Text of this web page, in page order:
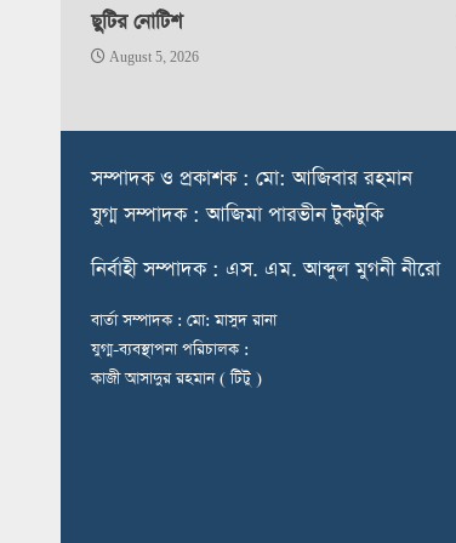
ছুটির নোটিশ
August 5, 2026
সম্পাদক ও প্রকাশক : মো: আজিবার রহমান
যুগ্ম সম্পাদক : আজিমা পারভীন টুকটুকি
নির্বাহী সম্পাদক : এস. এম. আব্দুল মুগনী নীরো
বার্তা সম্পাদক : মো: মাসুদ রানা
যুগ্ম-ব্যবস্থাপনা পরিচালক :
কাজী আসাদুর রহমান ( টিটু )